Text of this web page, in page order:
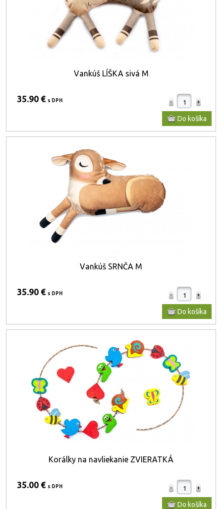
Vankúš LÍŠKA sivá M
35.90 € s DPH
Vankúš SRNČA M
35.90 € s DPH
Korálky na navliekanie ZVIERATKÁ
35.00 € s DPH